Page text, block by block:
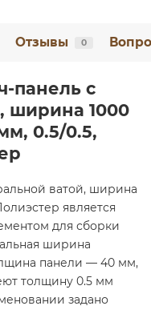
Отзывы 0
панель с
ширина 1000
0.5/0.5,
ватой, ширина
является
для сборки
ширина
панели — 40 мм,
толщину 0.5 мм
задано